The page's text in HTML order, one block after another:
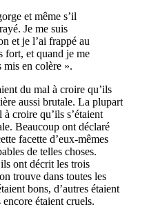
et même s’il
Je me suis
et je l’ai frappé au
fort, et quand je me
mis en colère ».
du mal à croire qu’ils
aussi brutale. La plupart
croire qu’ils s’étaient
Beaucoup ont déclaré
facette d’eux-mêmes
de telles choses.
ont décrit les trois
trouve dans toutes les
bons, d’autres étaient
encore étaient cruels.